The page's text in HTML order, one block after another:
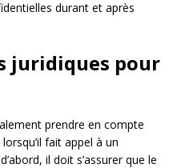
durant et après
juridiques pour
prendre en compte
fait appel à un
il doit s’assurer que le